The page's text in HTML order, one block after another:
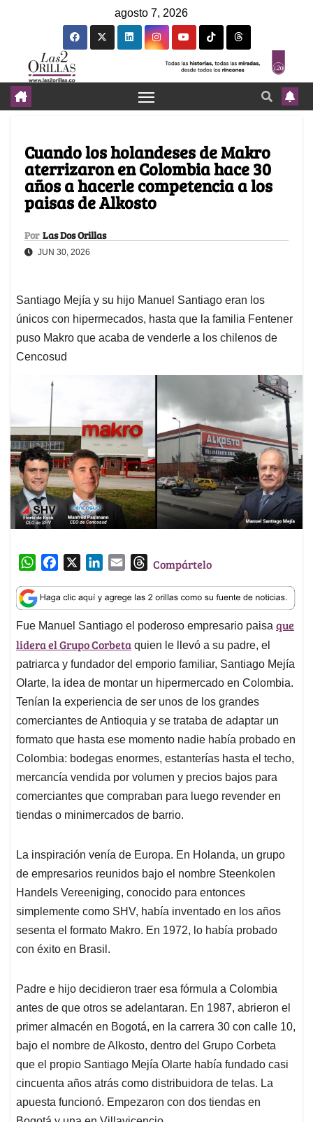
agosto 7, 2026
Cuando los holandeses de Makro
aterrizaron en Colombia hace 30
años a hacerle competencia a los
paisas de Alkosto
Por Las Dos Orillas
JUN 30, 2026
Santiago Mejía y su hijo Manuel Santiago eran los
únicos con hipermecados, hasta que la familia Fentener
puso Makro que acaba de venderle a los chilenos de
Cencosud
W
a
t
s
A
p
p
c
e
b
o
o
k
n
k
e
d
I
n
a
i
l
T
r
e
a
d
s
Compártelo
Fue Manuel Santiago el poderoso empresario paisa que
lidera el Grupo Corbeta quien le llevó a su padre, el
patriarca y fundador del emporio familiar, Santiago Mejía
Olarte, la idea de montar un hipermercado en Colombia.
Tenían la experiencia de ser unos de los grandes
comerciantes de Antioquia y se trataba de adaptar un
formato que hasta ese momento nadie había probado en
Colombia: bodegas enormes, estanterías hasta el techo,
mercancía vendida por volumen y precios bajos para
comerciantes que compraban para luego revender en
tiendas o minimercados de barrio.
La inspiración venía de Europa. En Holanda, un grupo
de empresarios reunidos bajo el nombre Steenkolen
Handels Vereeniging, conocido para entonces
simplemente como SHV, había inventado en los años
sesenta el formato Makro. En 1972, lo había probado
con éxito en Brasil.
Padre e hijo decidieron traer esa fórmula a Colombia
antes de que otros se adelantaran. En 1987, abrieron el
primer almacén en Bogotá, en la carrera 30 con calle 10,
bajo el nombre de Alkosto, dentro del Grupo Corbeta
que el propio Santiago Mejía Olarte había fundado casi
cincuenta años atrás como distribuidora de telas. La
apuesta funcionó. Empezaron con dos tiendas en